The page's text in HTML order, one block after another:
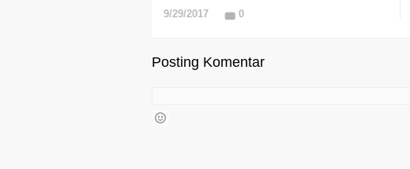
9/29/2017 0
Posting Komentar